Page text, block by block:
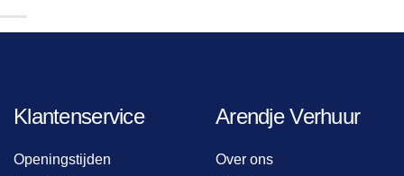
Klantenservice
Openingstijden
Arendje Verhuur
Over ons